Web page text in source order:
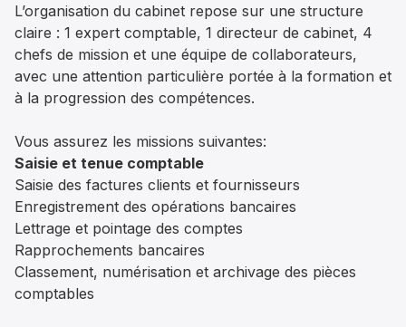
L’organisation du cabinet repose sur une structure
claire : 1 expert comptable, 1 directeur de cabinet, 4
chefs de mission et une équipe de collaborateurs,
avec une attention particulière portée à la formation et
à la progression des compétences.
Vous assurez les missions suivantes:
Saisie et tenue comptable
Saisie des factures clients et fournisseurs
Enregistrement des opérations bancaires
Lettrage et pointage des comptes
Rapprochements bancaires
Classement, numérisation et archivage des pièces
comptables